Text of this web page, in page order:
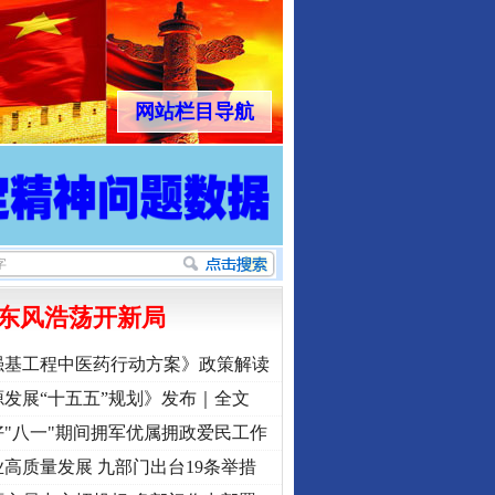
网站栏目导航
风浩荡开新局
工程中医药行动方案》政策解读
展“十五五”规划》发布｜全文
八一"期间拥军优属拥政爱民工作
质量发展 九部门出台19条举措